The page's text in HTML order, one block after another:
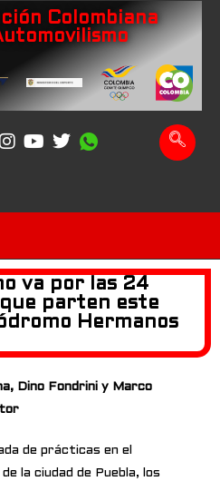
Colombiana
va por las 24
parten este
Hermanos
Dino Fondrini y Marco
de prácticas en el
la ciudad de Puebla, los